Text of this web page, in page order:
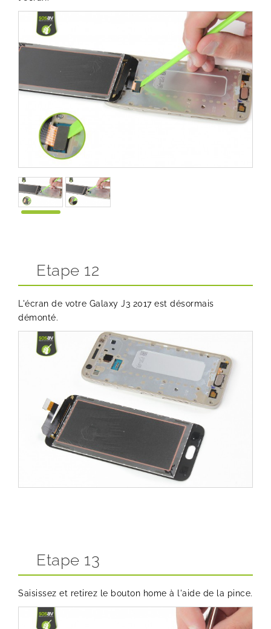
Etape 12
L'écran de votre Galaxy J3 2017 est désormais
démonté.
Etape 13
Saisissez et retirez le bouton home à l'aide de la pince.